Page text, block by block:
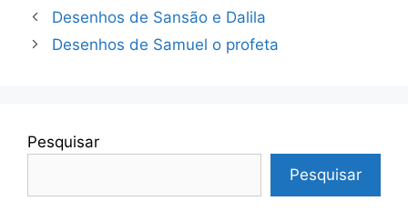
Desenhos de Sansão e Dalila
Desenhos de Samuel o profeta
Pesquisar
Pesquisar